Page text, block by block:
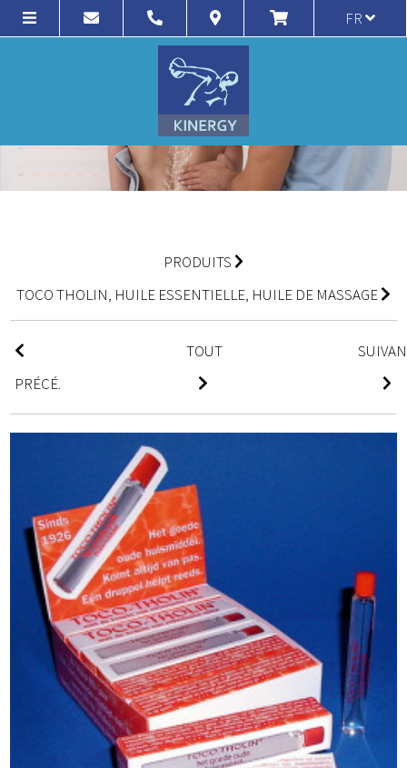
FR
PRODUITS
TOCO THOLIN, HUILE ESSENTIELLE, HUILE DE MASSAGE
PRÉCÉ.
TOUT